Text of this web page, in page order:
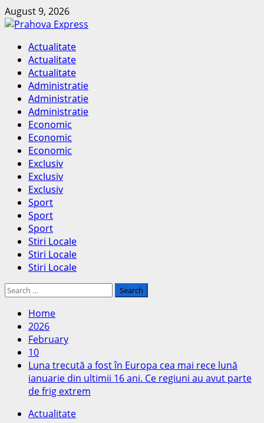
Skip
to
August 9, 2026
Primary
Menu
Actualitate
Actualitate
Actualitate
Administratie
Administratie
Administratie
Economic
Economic
Economic
Exclusiv
Exclusiv
Exclusiv
Sport
Sport
Sport
Stiri Locale
Stiri Locale
Stiri Locale
Search
Home
2026
February
10
Luna trecută a fost în Europa cea mai rece lună
ianuarie din ultimii 16 ani. Ce regiuni au avut parte
de frig extrem
Actualitate